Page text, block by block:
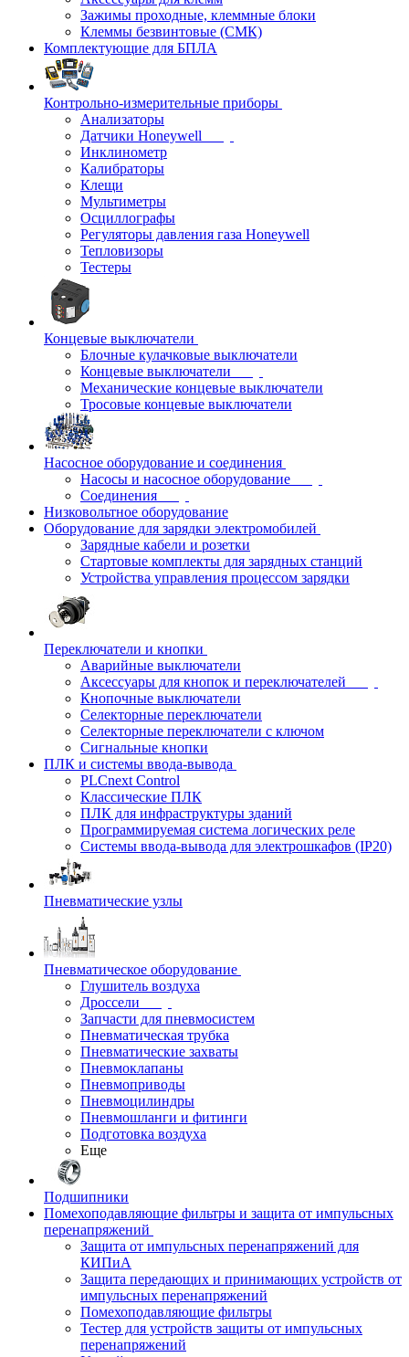
Зажимы проходные, клеммные блоки
Клеммы безвинтовые (СМК)
Комплектующие для БПЛА
Контрольно-измерительные приборы
Анализаторы
Датчики Honeywell
Инклинометр
Калибраторы
Клещи
Мультиметры
Осциллографы
Регуляторы давления газа Honeywell
Тепловизоры
Тестеры
Концевые выключатели
Блочные кулачковые выключатели
Концевые выключатели
Механические концевые выключатели
Тросовые концевые выключатели
Насосное оборудование и соединения
Насосы и насосное оборудование
Соединения
Низковольтное оборудование
Оборудование для зарядки электромобилей
Зарядные кабели и розетки
Стартовые комплекты для зарядных станций
Устройства управления процессом зарядки
Переключатели и кнопки
Аварийные выключатели
Аксессуары для кнопок и переключателей
Кнопочные выключатели
Селекторные переключатели
Селекторные переключатели с ключом
Сигнальные кнопки
ПЛК и системы ввода-вывода
PLCnext Control
Классические ПЛК
ПЛК для инфраструктуры зданий
Программируемая система логических реле
Системы ввода-вывода для электрошкафов (IP20)
Пневматические узлы
Пневматическое оборудование
Глушитель воздуха
Дроссели
Запчасти для пневмосистем
Пневматическая трубка
Пневматические захваты
Пневмоклапаны
Пневмоприводы
Пневмоцилиндры
Пневмошланги и фитинги
Подготовка воздуха
Еще
Подшипники
Помехоподавляющие фильтры и защита от импульсных
перенапряжений
Защита от импульсных перенапряжений для
КИПиА
Защита передающих и принимающих устройств от
импульсных перенапряжений
Помехоподавляющие фильтры
Тестер для устройств защиты от импульсных
перенапряжений